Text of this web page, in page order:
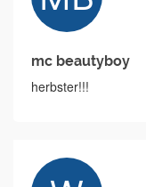
mc beautyboy
herbster!!!